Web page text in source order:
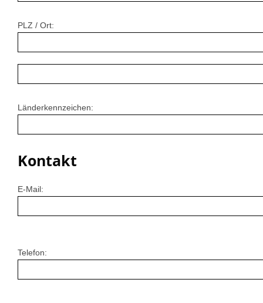
PLZ / Ort:
Länderkennzeichen:
Kontakt
E-Mail:
Telefon: